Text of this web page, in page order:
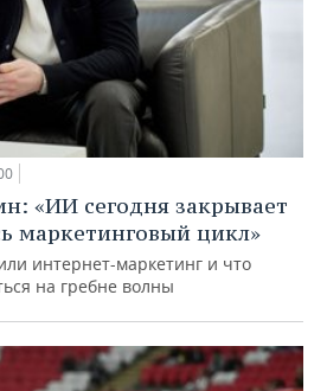
«ИИ сегодня закрывает
маркетинговый цикл»
интернет-маркетинг и что
на гребне волны